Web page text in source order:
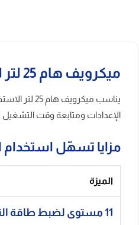
ميكرويف هام 25 لتر لتسخين وتحضير الوجبات اليومية
يناسب
الإعدادات ومتابعة وقت
مزايا تسهّل استخدام
الميزة
11 مستوى لضبط طاقة التسخين